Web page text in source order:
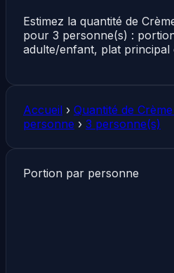
Estimez la quantité de
pour 3 personne(s) :
adulte/enfant, plat principal
Accueil › Quantité de
personne › 3 personne(s)
Portion par personne